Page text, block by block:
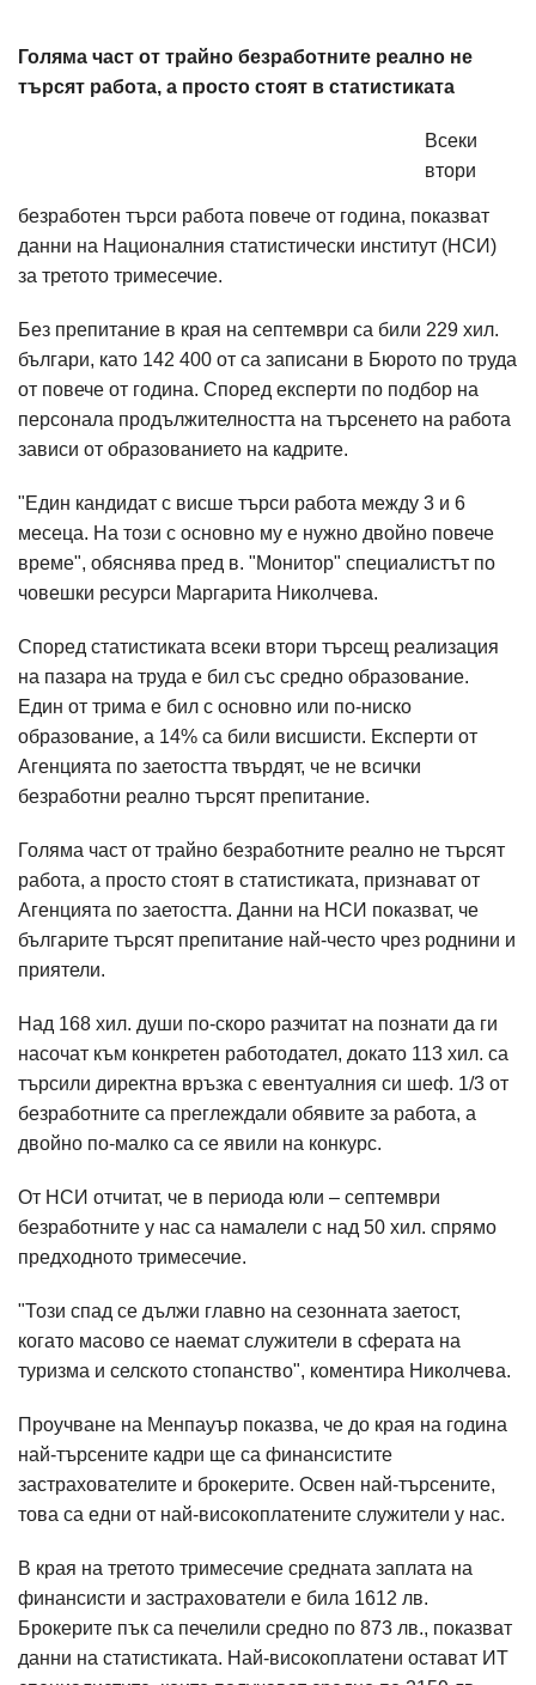
Голяма част от трайно безработните реално не
търсят работа, а просто стоят в статистиката
Всеки
втори
безработен търси работа повече от година, показват
данни на Националния статистически институт (НСИ)
за третото тримесечие.
Без препитание в края на септември са били 229 хил.
българи, като 142 400 от са записани в Бюрото по труда
от повече от година. Според експерти по подбор на
персонала продължителността на търсенето на работа
зависи от образованието на кадрите.
"Един кандидат с висше търси работа между 3 и 6
месеца. На този с основно му е нужно двойно повече
време", обяснява пред в. "Монитор" специалистът по
човешки ресурси Маргарита Николчева.
Според статистиката всеки втори търсещ реализация
на пазара на труда е бил със средно образование.
Един от трима е бил с основно или по-ниско
образование, а 14% са били висшисти. Експерти от
Агенцията по заетостта твърдят, че не всички
безработни реално търсят препитание.
Голяма част от трайно безработните реално не търсят
работа, а просто стоят в статистиката, признават от
Агенцията по заетостта. Данни на НСИ показват, че
българите търсят препитание най-често чрез роднини и
приятели.
Над 168 хил. души по-скоро разчитат на познати да ги
насочат към конкретен работодател, докато 113 хил. са
търсили директна връзка с евентуалния си шеф. 1/3 от
безработните са преглеждали обявите за работа, а
двойно по-малко са се явили на конкурс.
От НСИ отчитат, че в периода юли – септември
безработните у нас са намалели с над 50 хил. спрямо
предходното тримесечие.
"Този спад се дължи главно на сезонната заетост,
когато масово се наемат служители в сферата на
туризма и селското стопанство", коментира Николчева.
Проучване на Менпауър показва, че до края на година
най-търсените кадри ще са финансистите
застрахователите и брокерите. Освен най-търсените,
това са едни от най-високоплатените служители у нас.
В края на третото тримесечие средната заплата на
финансисти и застрахователи е била 1612 лв.
Брокерите пък са печелили средно по 873 лв., показват
данни на статистиката. Най-високоплатени остават ИТ